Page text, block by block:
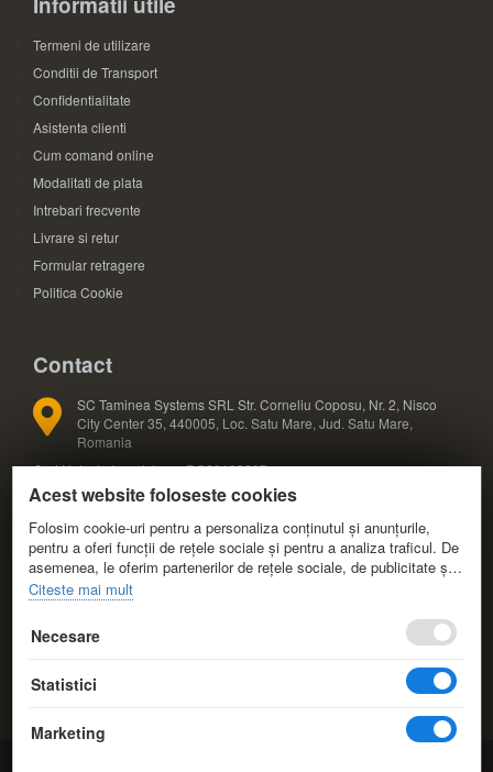
Termeni de utilizare
Conditii de Transport
Confidentialitate
Asistenta clienti
Cum comand online
Modalitati de plata
Intrebari frecvente
Livrare si retur
Formular retragere
Politica Cookie
Contact
SC Taminea Systems SRL Str. Corneliu Coposu, Nr. 2, Nisco
City Center 35, 440005, Loc. Satu Mare, Jud. Satu Mare,
Romania
Cod Unic de Inregistrare: RO33133887
Registrul Comertului: J30/327/2014
COD CAEN: 4791
+40 724 588 425; +40 724 588 424
Acest website foloseste cookies
Folosim cookie-uri pentru a personaliza conținutul și anunțurile,
pentru a oferi funcții de rețele sociale și pentru a analiza traficul. De
asemenea, le oferim partenerilor de rețele sociale, de publicitate și
de analize informații cu privire la modul în care folosiți site-ul nostru.
Aceștia le pot combina cu alte informații oferite de dvs. sau culese
în urma folosirii serviciilor lor.
Citeste mai mult
Necesare
Statistici
Marketing